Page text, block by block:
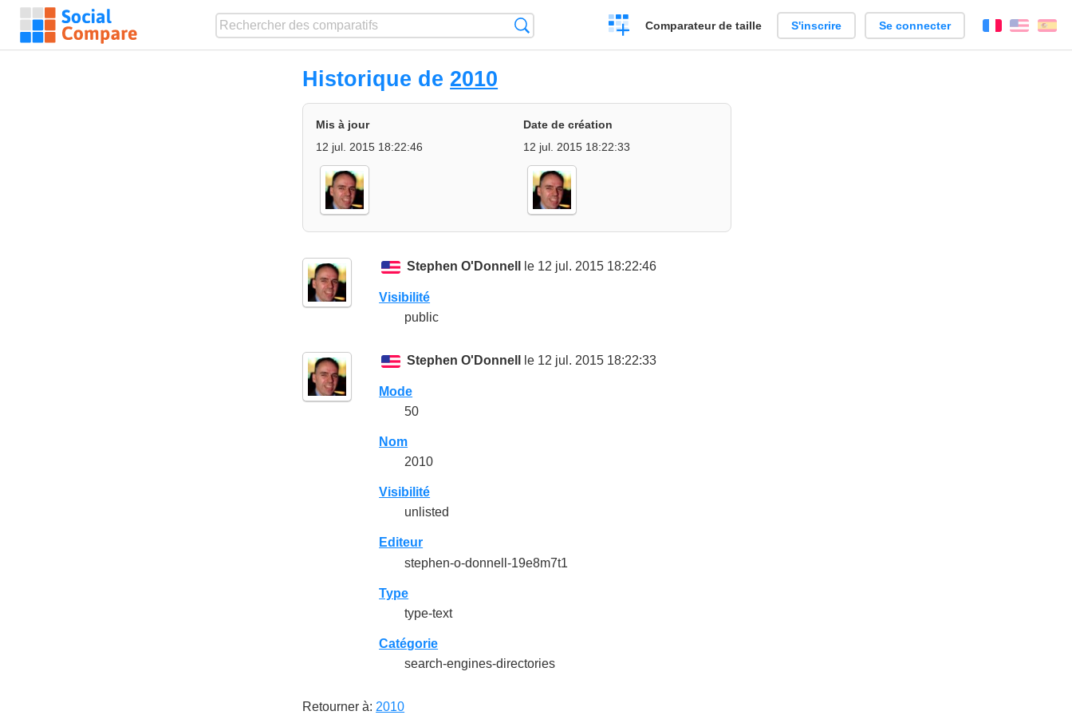
Créer
un
Comparateur de taille S'inscrire Se connecter FrançaisEnglish
Historique de 2010
Mis à jour
12 jul. 2015 18:22:46
Date de création
12 jul. 2015 18:22:33
Stephen O'Donnell le 12 jul. 2015 18:22:46
Visibilité
public
Stephen O'Donnell le 12 jul. 2015 18:22:33
Mode
50
Nom
2010
Visibilité
unlisted
Editeur
stephen-o-donnell-19e8m7t1
Type
type-text
Catégorie
search-engines-directories
Retourner à: 2010